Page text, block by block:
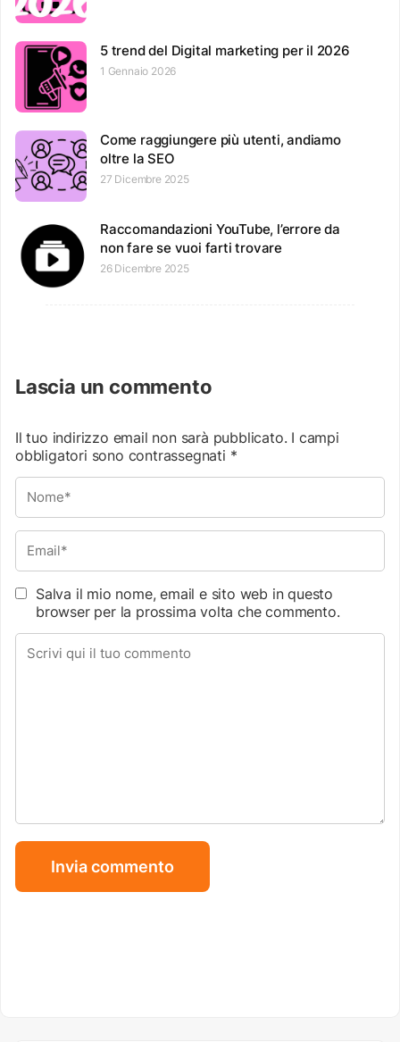
5 trend del Digital marketing per il 2026
1 Gennaio 2026
Come raggiungere più utenti, andiamo
oltre la SEO
27 Dicembre 2025
Raccomandazioni YouTube, l’errore da
non fare se vuoi farti trovare
26 Dicembre 2025
Lascia un commento
Il tuo indirizzo email non sarà pubblicato. I campi
obbligatori sono contrassegnati *
Salva il mio nome, email e sito web in questo
browser per la prossima volta che commento.